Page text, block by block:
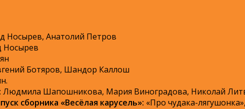
Носырев, Анатолий Петров
Носырев
Ботяров, Шандор Каллош
Людмила Шапошникова, Мария Виноградова, Николай
сборника «Весёлая карусель»: «Про чудака-